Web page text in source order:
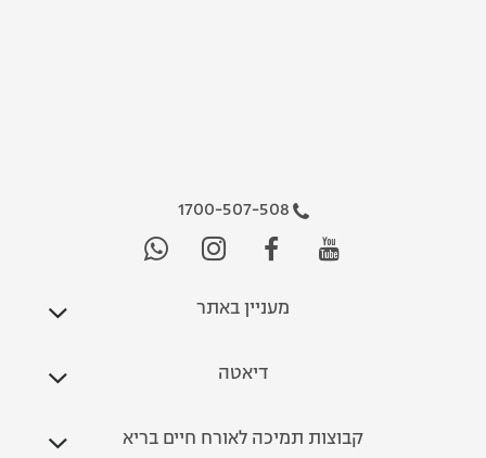
1700-507-508
מעניין באתר
דיאטה
קבוצות תמיכה לאורח חיים בריא